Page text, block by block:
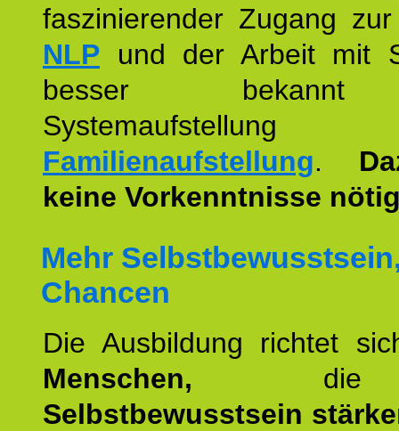
faszinierender Zugang
NLP und der Arbeit mit
besser
Familienaufstellung.
keine Vorkenntnisse
Mehr
Chancen
Die Ausbildung richtet
Menschen, die
Selbstbewusstsein